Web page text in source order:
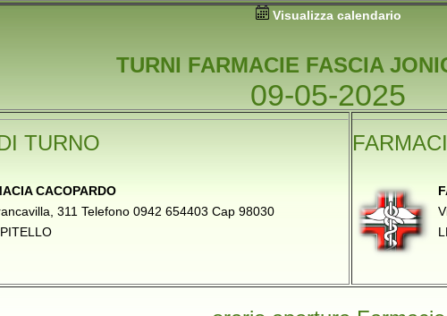
Visualizza calendario
TURNI FARMACIE FASCIA
09-05-2025
TURNO
CACOPARDO
311 Telefono 0942 654403 Cap 98030